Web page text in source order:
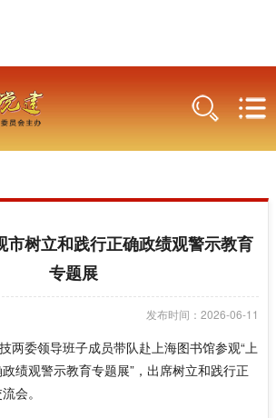
市树立和践行正确政绩观警示教育
专题展
发布时间：2026-06-11
两委领导班子成员带队赴上海图书馆参观“上
绩观警示教育专题展”，出席树立和践行正
会。